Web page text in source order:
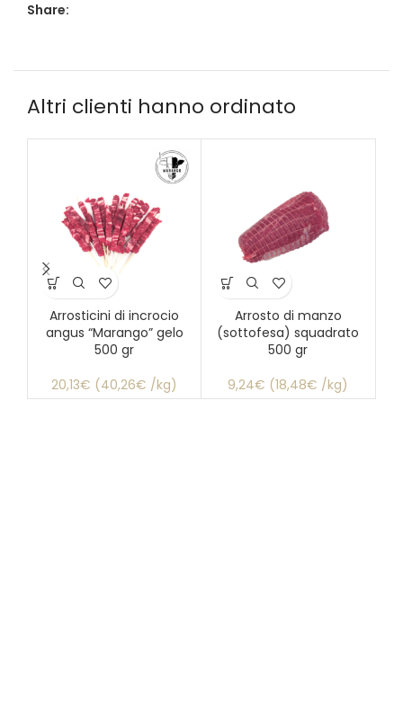
Share:
Altri clienti hanno ordinato
Arrosticini di incrocio
angus “Marango” gelo
500 gr
20,13€ (40,26€ /kg)
Arrosto di manzo
(sottofesa) squadrato
500 gr
9,24€ (18,48€ /kg)